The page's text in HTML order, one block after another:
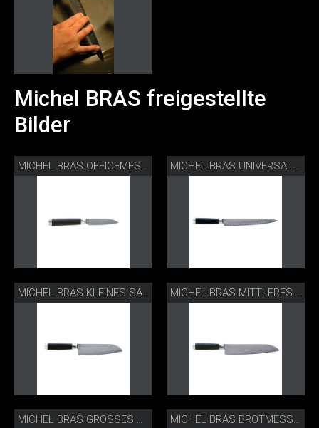
Michel BRAS freigestellte
Bilder